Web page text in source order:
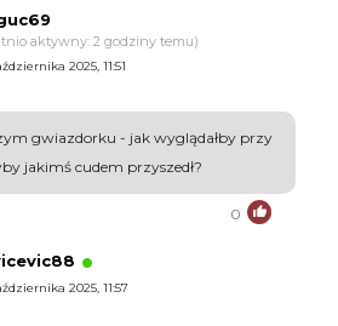
aktywny: 2 godziny temu)
2025, 11:51
gwiazdorku - jak wyglądałby przy
jakimś cudem przyszedł?
0
2025, 11:57